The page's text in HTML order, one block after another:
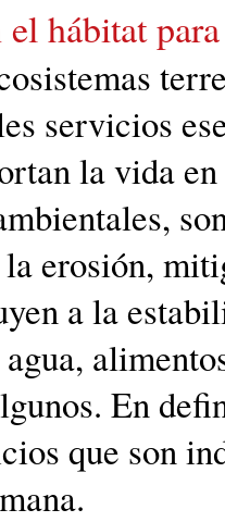
el hábitat
servicios
la vida
erosión,
a la
En
que son